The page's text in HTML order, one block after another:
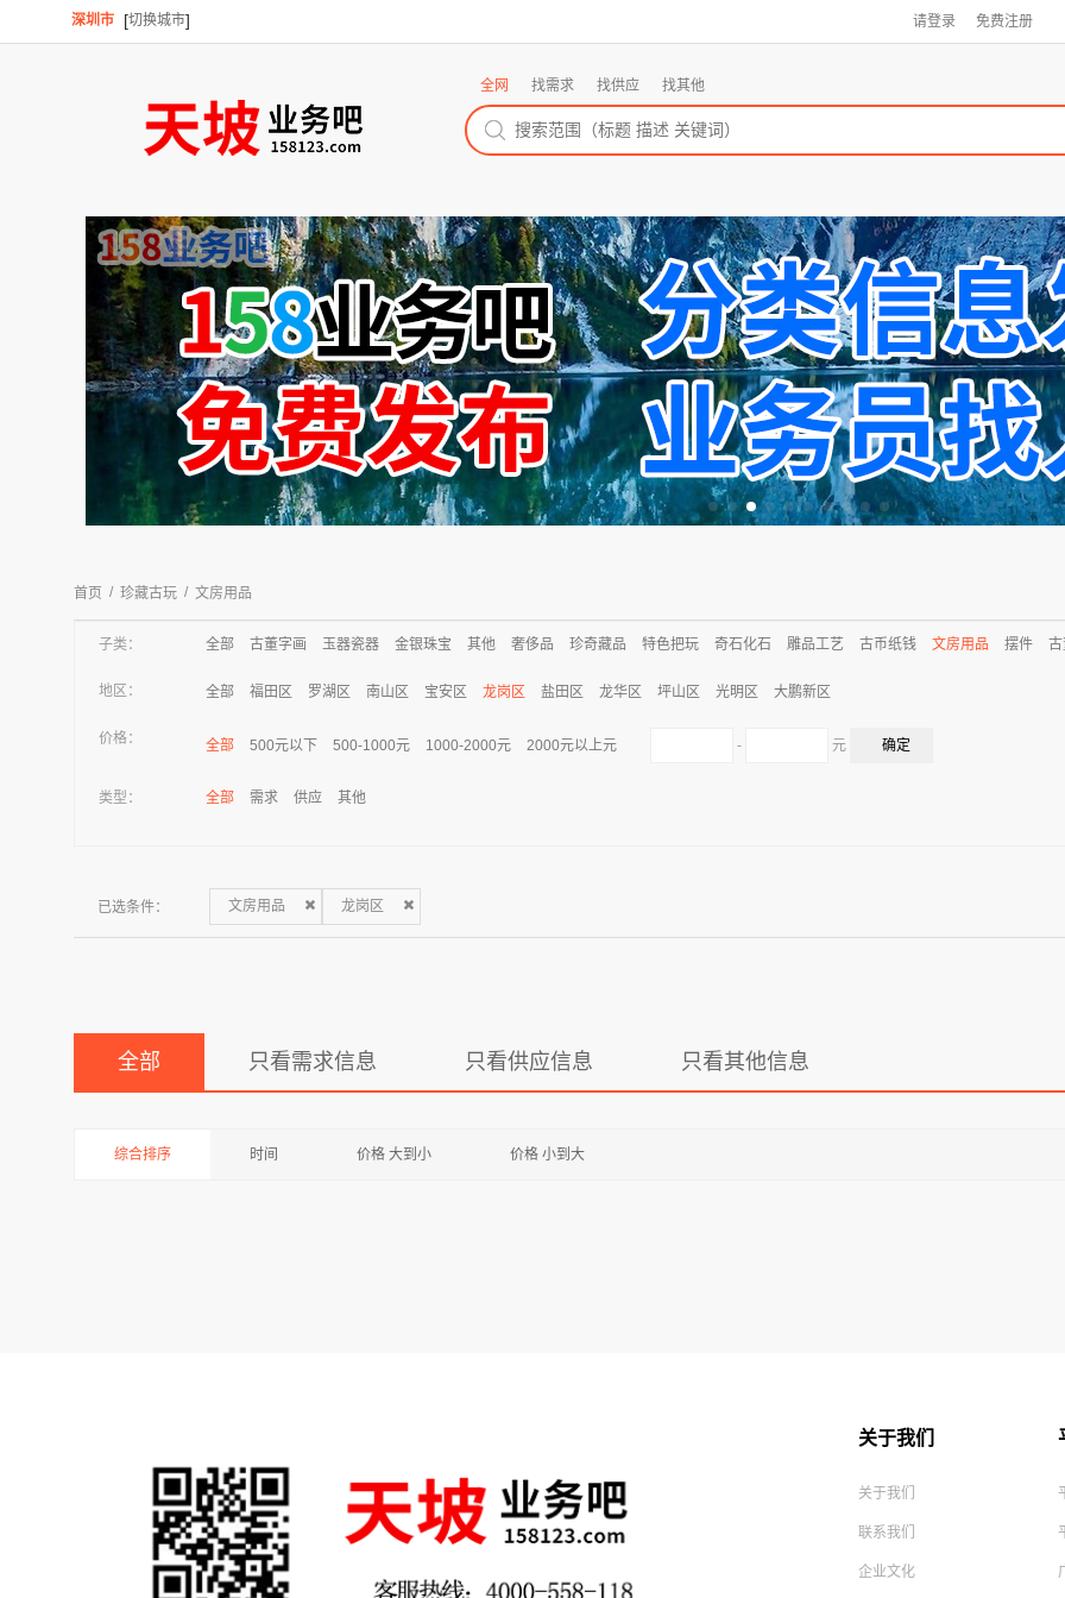
深圳市 [切换城市] 请登录 免费注册
全网 找需求 找供应 找其他
首页 / 珍藏古玩 / 文房用品
子类： 全部 古董字画 玉器瓷器 金银珠宝 其他 奢侈品 珍奇藏品 特色把玩 奇石化石 雕品工艺 古币纸钱 文房用品 摆件
地区： 全部 福田区 罗湖区 南山区 宝安区 龙岗区 盐田区 龙华区 坪山区 光明区 大鹏新区
价格： 全部 500元以下 500-1000元 1000-2000元 2000元以上元 - 元
类型： 全部 需求 供应 其他
已选条件： 文房用品 龙岗区
全部 只看需求信息 只看供应信息 只看其他信息
综合排序 时间 价格 大到小 价格 小到大
关于我们
关于我们
联系我们
企业文化